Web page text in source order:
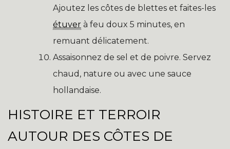
Ajoutez les côtes de blettes et faites-les
étuver à feu doux 5 minutes, en
remuant délicatement.
Assaisonnez de sel et de poivre. Servez
chaud, nature ou avec une sauce
hollandaise.
HISTOIRE ET TERROIR
AUTOUR DES CÔTES DE